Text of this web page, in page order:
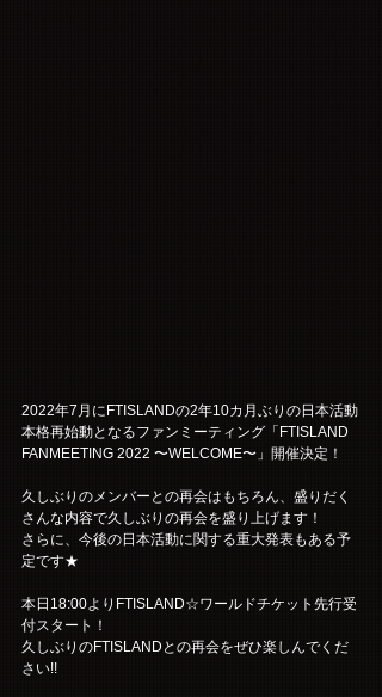
2022年7月にFTISLANDの2年10カ月ぶりの日本活動
本格再始動となるファンミーティング「FTISLAND
FANMEETING 2022 〜WELCOME〜」開催決定！
久しぶりのメンバーとの再会はもちろん、盛りだく
さんな内容で久しぶりの再会を盛り上げます！
さらに、今後の日本活動に関する重大発表もある予
定です★
本日18:00よりFTISLAND☆ワールドチケット先行受
付スタート！
久しぶりのFTISLANDとの再会をぜひ楽しんでくだ
さい!!